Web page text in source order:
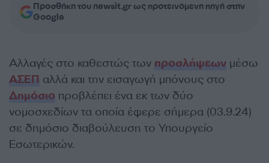
Προσθήκη του newsit.gr ως προτεινόμενη πηγή στην
Google
Αλλαγές στο καθεστώς των προσλήψεων μέσω
ΑΣΕΠ αλλά και την εισαγωγή μπόνους στο
Δημόσιο προβλέπει ένα εκ των δύο
νομοσχεδίων τα οποία έφερε σήμερα (03.9.24)
σε δημόσιο διαβούλευση το Υπουργείο
Εσωτερικών.